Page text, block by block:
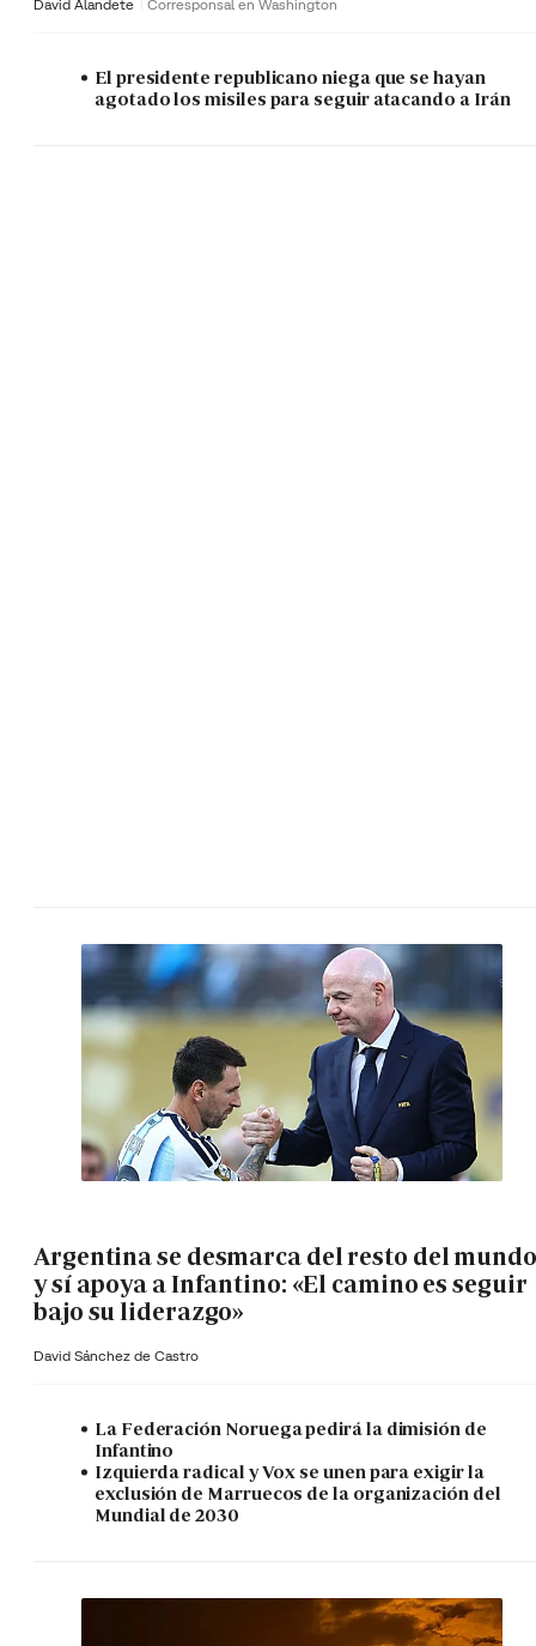
David Alandete Corresponsal en Washington
El presidente republicano niega que se hayan
agotado los misiles para seguir atacando a Irán
Argentina se desmarca del resto del mundo
y sí apoya a Infantino: «El camino es seguir
bajo su liderazgo»
David Sánchez de Castro
La Federación Noruega pedirá la dimisión de
Infantino
Izquierda radical y Vox se unen para exigir la
exclusión de Marruecos de la organización del
Mundial de 2030